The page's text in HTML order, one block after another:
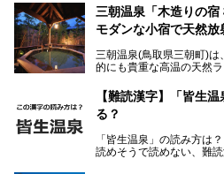
三朝温泉「木造りの
モダンな小宿で天然放
三朝温泉(鳥取県三朝町)
的にも貴重な高温の天然
「木造りの宿 橋津屋」は
00年の老舗旅館。客室は
りを大切にした瀟洒な雰
今回、筆者自ら宿泊し、
【難読漢字】「皆生
る？
「皆生温泉」の読み方は？
読めそうで読めない、難